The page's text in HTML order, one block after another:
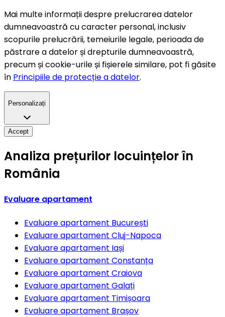
Mai multe informații despre prelucrarea datelor
dumneavoastră cu caracter personal, inclusiv
scopurile prelucrării, temeiurile legale, perioada de
păstrare a datelor și drepturile dumneavoastră,
precum și cookie-urile și fișierele similare, pot fi găsite
în Principiile de protecție a datelor.
Personalizați
Accept
Analiza prețurilor locuințelor în
România
Evaluare apartament
Evaluare apartament București
Evaluare apartament Cluj-Napoca
Evaluare apartament Iași
Evaluare apartament Constanța
Evaluare apartament Craiova
Evaluare apartament Galați
Evaluare apartament Timișoara
Evaluare apartament Brașov